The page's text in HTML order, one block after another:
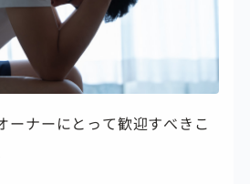
ーナーにとって歓迎すべきこ